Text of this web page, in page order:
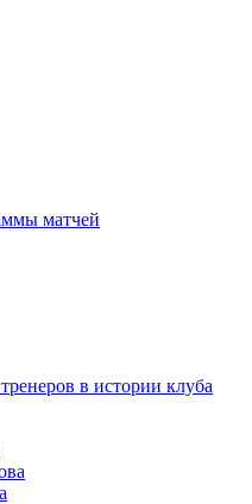
матчей
в истории клуба